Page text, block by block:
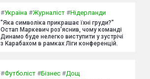
#Україна #Журналіст #Нідерланди
"Яка символіка прикрашає їхні груди?"
Остап Маркевич роз'яснив, чому команді
Динамо буде нелегко виступити у зустрічі
з Карабахом в рамках Ліги конференцій.
#Футболіст #Бізнес #Дощ